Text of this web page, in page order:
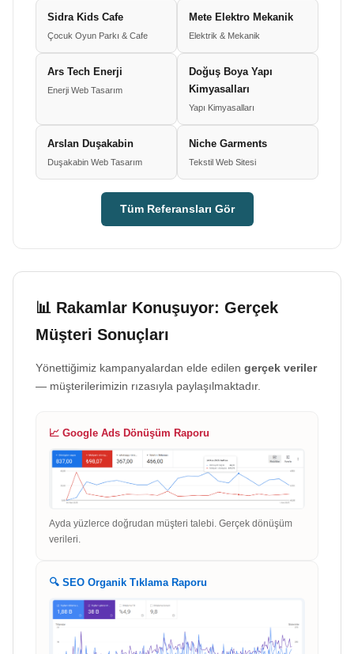
Sidra Kids Cafe
Çocuk Oyun Parkı & Cafe
Mete Elektro Mekanik
Elektrik & Mekanik
Ars Tech Enerji
Enerji Web Tasarım
Doğuş Boya Yapı
Kimyasalları
Yapı Kimyasalları
Arslan Duşakabin
Duşakabin Web Tasarım
Niche Garments
Tekstil Web Sitesi
Tüm Referansları Gör
📊 Rakamlar Konuşuyor: Gerçek
Müşteri Sonuçları
Yönettiğimiz kampanyalardan elde edilen gerçek veriler
— müşterilerimizin rızasıyla paylaşılmaktadır.
📈 Google Ads Dönüşüm Raporu
Ayda yüzlerce doğrudan müşteri talebi. Gerçek dönüşüm
verileri.
🔍 SEO Organik Tıklama Raporu